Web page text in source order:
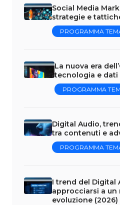
Social Media
strategie e
PROGRAMMA
La nuova era
tecnologia e dati
PROGRAMMA
Digital Audio,
tra contenuti e
PROGRAMMA
I trend del Digital
approcciarsi a un
evoluzione (2026)